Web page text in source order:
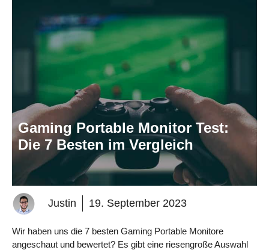
Gaming Portable Monitor Test:
Die 7 Besten im Vergleich
Justin 19. September 2023
Wir haben uns die 7 besten Gaming Portable Monitore
angeschaut und bewertet? Es gibt eine riesengroße Auswahl